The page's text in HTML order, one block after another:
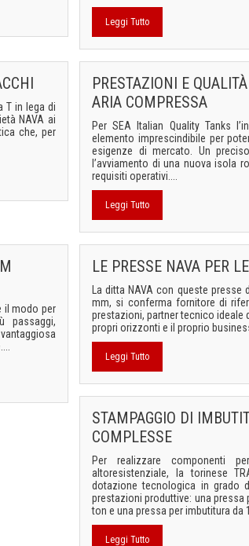
Leggi Tutto
T in lega di
NAVA ai
che, per
PRESTAZIONI E
ARIA COMPRESSA
Per SEA Italian Quality Tanks
elemento imprescindibile per
esigenze di mercato. Un
l’avviamento di una nuova isola
requisiti operativi....
Leggi Tutto
il modo per
passaggi,
LE PRESSE NAVA PER
La ditta NAVA con queste
mm, si conferma fornitore di
prestazioni, partner tecnico ideale
propri orizzonti e il proprio
Leggi Tutto
STAMPAGGIO DI
COMPLESSE
Per realizzare componenti
altoresistenziale, la torinese
dotazione tecnologica in grado
prestazioni produttive: una pressa
ton e una pressa per imbutitura da
Leggi Tutto